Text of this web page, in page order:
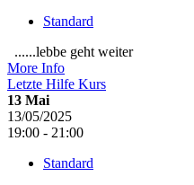
Standard
......lebbe geht weiter
More Info
Letzte Hilfe Kurs
13 Mai
13/05/2025
19:00 - 21:00
Standard